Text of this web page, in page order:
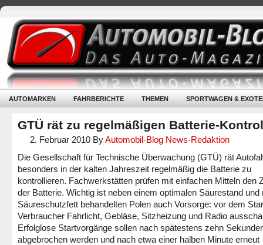
AUTOMARKEN FAHRBERICHTE THEMEN SPORTWAGEN &
GTÜ rät zu regelmäßigen Batterie-
2. Februar 2010 ByAutomobil-Blog News-Redaktion
Die Gesellschaft für Technische Überwachung (GTÜ) rät
besonders in der kalten Jahreszeit regelmäßig die Batterie zu
kontrollieren. Fachwerkstätten prüfen mit einfachen Mitteln den
der Batterie. Wichtig ist neben einem optimalen Säurestand und
Säureschutzfett behandelten Polen auch Vorsorge: vor dem
Verbraucher Fahrlicht, Gebläse, Sitzheizung und Radio
Erfolglose Startvorgänge sollen nach spätestens zehn
abgebrochen werden und nach etwa einer halben Minute erneut